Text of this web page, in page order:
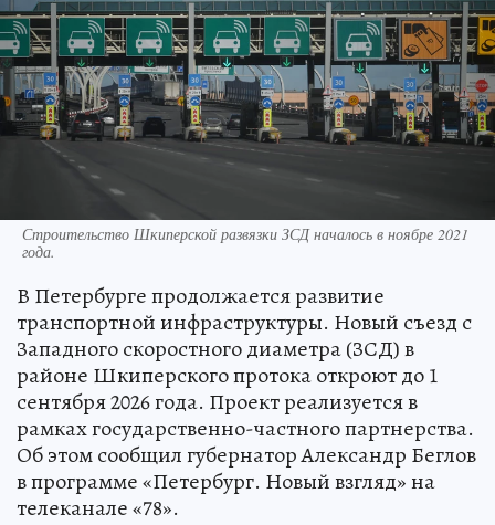
Строительство Шкиперской развязки ЗСД началось в ноябре 2021
года.
В Петербурге продолжается развитие
транспортной инфраструктуры. Новый съезд с
Западного скоростного диаметра (ЗСД) в
районе Шкиперского протока откроют до 1
сентября 2026 года. Проект реализуется в
рамках государственно-частного партнерства.
Об этом сообщил губернатор Александр Беглов
в программе «Петербург. Новый взгляд» на
телеканале «78».